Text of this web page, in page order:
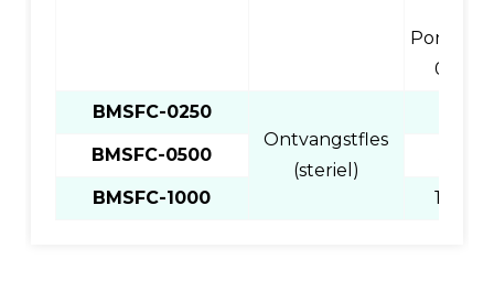
0,22
BMSFC-0250
Ontvangstfles
(steriel)
BMSFC-0500
BMSFC-1000 1000